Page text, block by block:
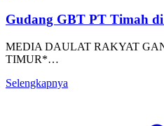
Gudang GBT PT Timah
MEDIA DAULAT RAKYAT
TIMUR*…
Selengkapnya